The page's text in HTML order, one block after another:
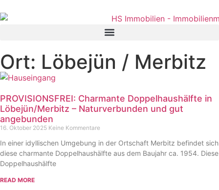
Ort: Löbejün / Merbitz
PROVISIONSFREI: Charmante Doppelhaushälfte in
Löbejün/Merbitz – Naturverbunden und gut
angebunden
16. Oktober 2025 Keine Kommentare
In einer idyllischen Umgebung in der Ortschaft Merbitz befindet sich
diese charmante Doppelhaushälfte aus dem Baujahr ca. 1954. Diese
Doppelhaushälfte
READ MORE